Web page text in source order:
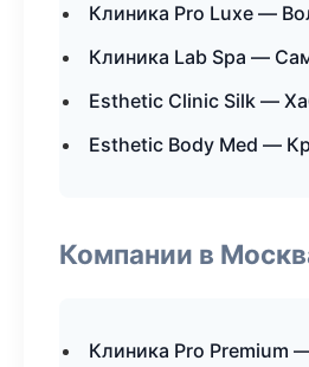
Клиника Pro Luxe —
Клиника Lab Spa —
Esthetic Clinic Silk —
Esthetic Body Med —
Компании в
Клиника Pro Premium